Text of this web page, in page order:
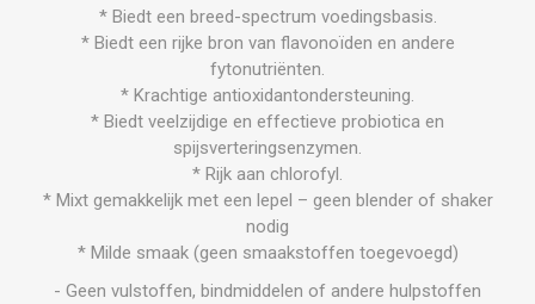
* Biedt een breed-spectrum voedingsbasis.
* Biedt een rijke bron van flavonoïden en andere
fytonutriënten.
* Krachtige antioxidantondersteuning.
* Biedt veelzijdige en effectieve probiotica en
spijsverteringsenzymen.
* Rijk aan chlorofyl.
* Mixt gemakkelijk met een lepel – geen blender of shaker
nodig
* Milde smaak (geen smaakstoffen toegevoegd)
- Geen vulstoffen, bindmiddelen of andere hulpstoffen